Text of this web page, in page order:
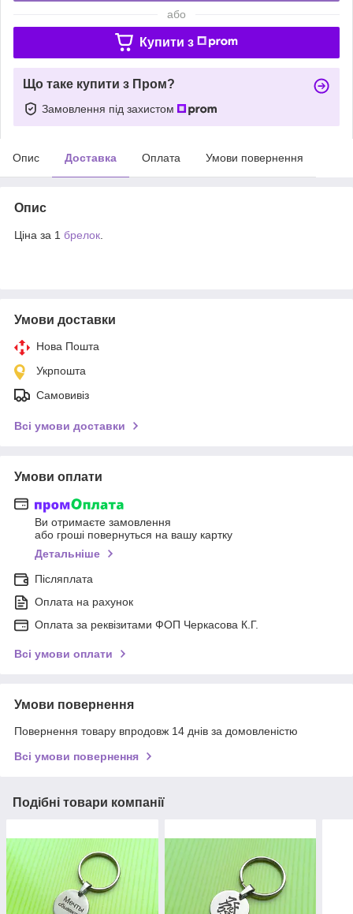
або
Купити з
Що таке купити з Пром?
Замовлення під захистом
Опис Доставка Оплата Умови повернення
Опис
Ціна за 1 брелок
Умови доставки
Нова Пошта
Укрпошта
Самовивіз
Всі умови доставки
Умови оплати
Ви отримаєте замовлення
або гроші повернуться на вашу картку
Детальніше
Післяплата
Оплата на рахунок
Оплата за реквізитами ФОП Черкасова К.Г.
Всі умови оплати
Умови повернення
Повернення товару впродовж 14 днів за домовленістю
Всі умови повернення
Подібні товари компанії